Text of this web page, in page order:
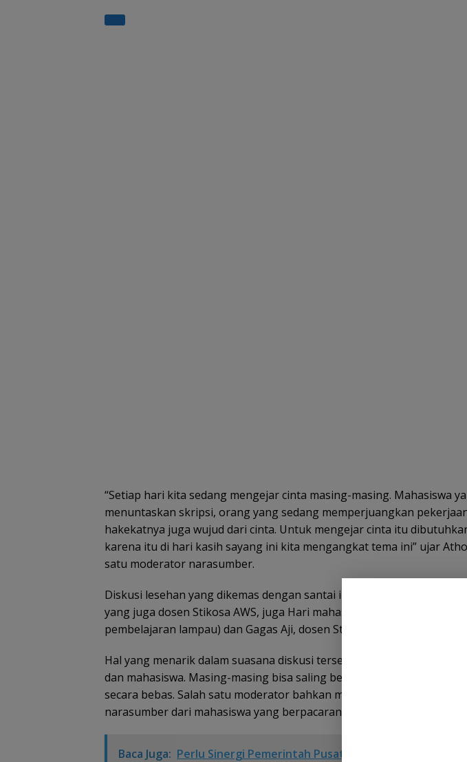
“Setiap hari kita sedang mengejar cinta masing-masing. Mahasiswa
menuntaskan skripsi, orang yang sedang memperjuangkan
hakekatnya juga wujud dari cinta. Untuk mengejar cinta itu
karena itu di hari kasih sayang ini kita mengangkat tema ini” ujar
satu moderator narasumber.
Diskusi lesehan yang dikemas dengan santai ini dipandu tiga
yang juga dosen Stikosa AWS, juga Hari mahasiswa RPL Stikosa AWS
pembelajaran lampau) dan Gagas Aji, dosen Stikosa AWS.
Hal yang menarik dalam suasana diskusi tersebut adalah, tidak ada
dan mahasiswa. Masing-masing bisa saling bercanda, saling
secara bebas. Salah satu moderator bahkan melempar joke dengan
narasumber dari mahasiswa yang berpacaran dengan teman sesama
Baca Juga: Perlu Sinergi Pemerintah Pusat dan Daerah dalam